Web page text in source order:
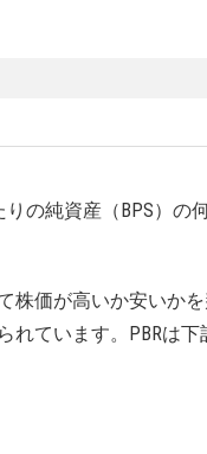
りの純資産（BPS）の
株価が高いか安いか
れています。PBRは下